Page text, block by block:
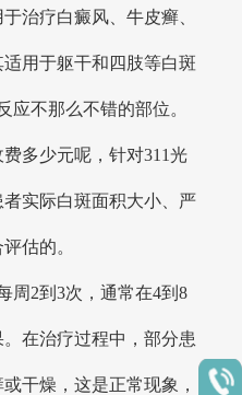
治疗白癜风、牛皮癣、
用于躯干和四肢等白斑
应不那么不错的部位。
多少元呢，针对311光
实际白斑面积大小、严
估的。
周2到3次，通常在4到8
在治疗过程中，部分患
干燥，这是正常现象，